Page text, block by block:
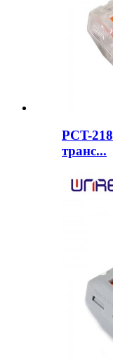
PCT-
транс...